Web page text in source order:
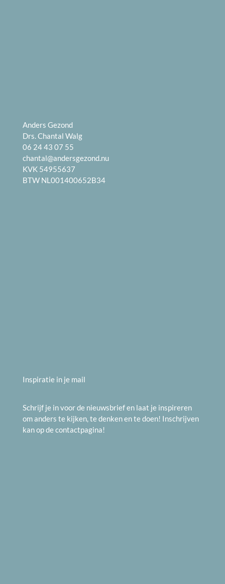
Anders Gezond
Drs. Chantal Walg
06 24 43 07 55
chantal@andersgezond.nu
KVK 54955637
BTW NL001400652B34
Inspiratie in je mail
Schrijf je in voor de nieuwsbrief en laat je inspireren
om anders te kijken, te denken en te doen! Inschrijven
kan op decontactpagina!